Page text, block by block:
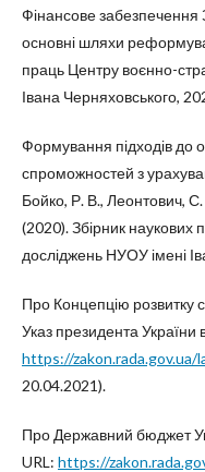
Фінансове забезпечення
основні шляхи
праць Центру воєнно-
Івана Черняховського,
Формування підходів до
спроможностей з
Бойко, Р. В., Леонтович,
(2020). Збірник наукових
досліджень НУОУ імені
Про Концепцію розвитку
Указ президента
https://
20.04.2021).
Про Державний бюджет
URL: https://